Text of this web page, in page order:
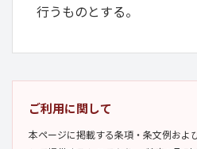
行うものとする。
ご利用に関して
本ページに掲載する条項・条文例およ